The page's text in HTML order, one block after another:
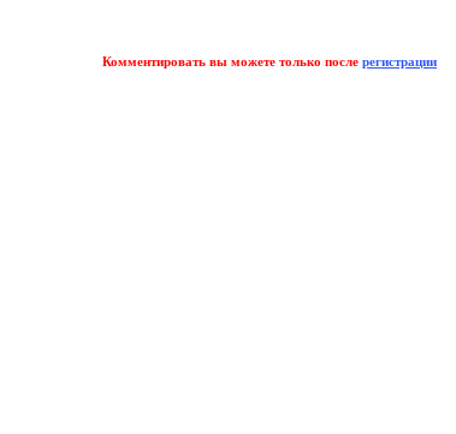
Комментировать вы можете только после регистрации